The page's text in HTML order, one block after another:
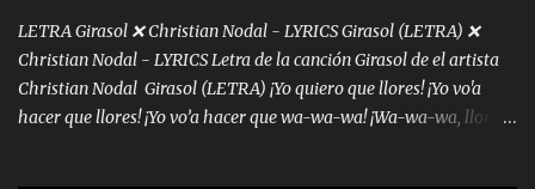
LETRA Girasol ❌ Christian Nodal - LYRICS Girasol (LETRA) ❌
Christian Nodal - LYRICS Letra de la canción Girasol de el artista
Christian Nodal Girasol (LETRA) ¡Yo quiero que llores! ¡Yo vo'a
hacer que llores! ¡Yo vo’a hacer que wa-wa-wa! ¡Wa-wa-wa, llores!